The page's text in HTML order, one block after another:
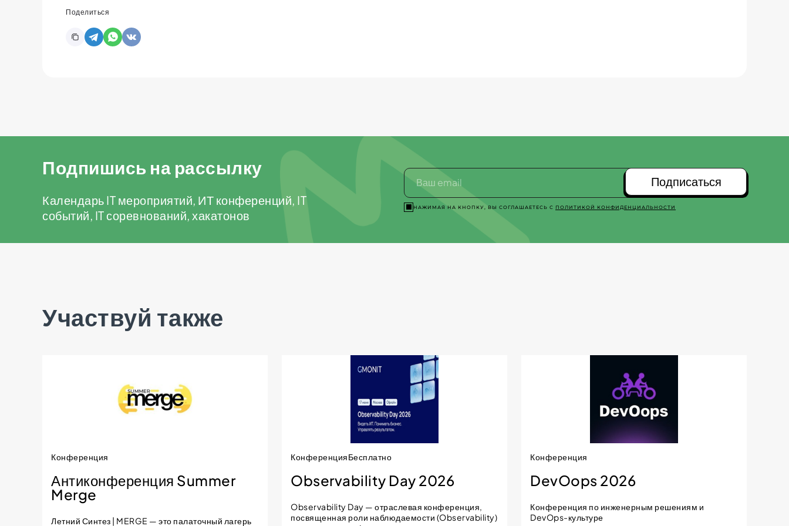
Поделиться
Подпишись на рассылку
Календарь IT мероприятий, ИТ конференций, IT
событий, IT соревнований, хакатонов
Подписаться
НАЖИМАЯ НА КНОПКУ, ВЫ СОГЛАШАЕТЕСЬ С ПОЛИТИКОЙ КОНФИДЕНЦИАЛЬНОСТИ
Участвуй также
Конференция
Антиконференция Summer
Merge
Летний Синтез | MERGE — это палаточный лагерь
КонференцияБесплатно
Observability Day 2026
Observability Day — отраслевая конференция,
посвященная роли наблюдаемости (Observability)
Конференция
DevOops 2026
Конференция по инженерным решениям и
DevOps-культуре